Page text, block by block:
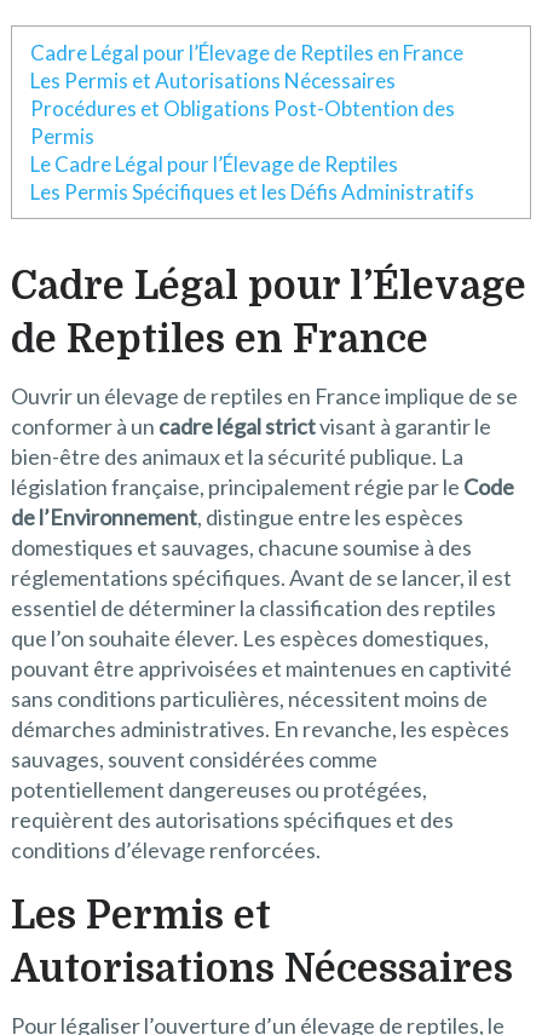
Cadre Légal pour l’Élevage de Reptiles en France
Les Permis et Autorisations Nécessaires
Procédures et Obligations Post-Obtention des
Permis
Le Cadre Légal pour l’Élevage de Reptiles
Les Permis Spécifiques et les Défis Administratifs
Cadre Légal pour l’Élevage
de Reptiles en France
Ouvrir un élevage de reptiles en France implique de se
conformer à un cadre légal strictvisant à garantir le
bien-être des animaux et la sécurité publique. La
législation française, principalement régie par le Code
de l’Environnement, distingue entre les espèces
domestiques et sauvages, chacune soumise à des
réglementations spécifiques. Avant de se lancer, il est
essentiel de déterminer la classification des reptiles
que l’on souhaite élever. Les espèces domestiques,
pouvant être apprivoisées et maintenues en captivité
sans conditions particulières, nécessitent moins de
démarches administratives. En revanche, les espèces
sauvages, souvent considérées comme
potentiellement dangereuses ou protégées,
requièrent des autorisations spécifiques et des
conditions d’élevage renforcées.
Les Permis et
Autorisations Nécessaires
Pour légaliser l’ouverture d’un élevage de reptiles, le